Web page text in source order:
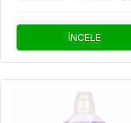
İNCELE